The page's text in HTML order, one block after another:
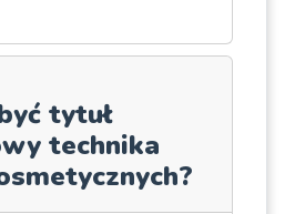
tytuł
technika